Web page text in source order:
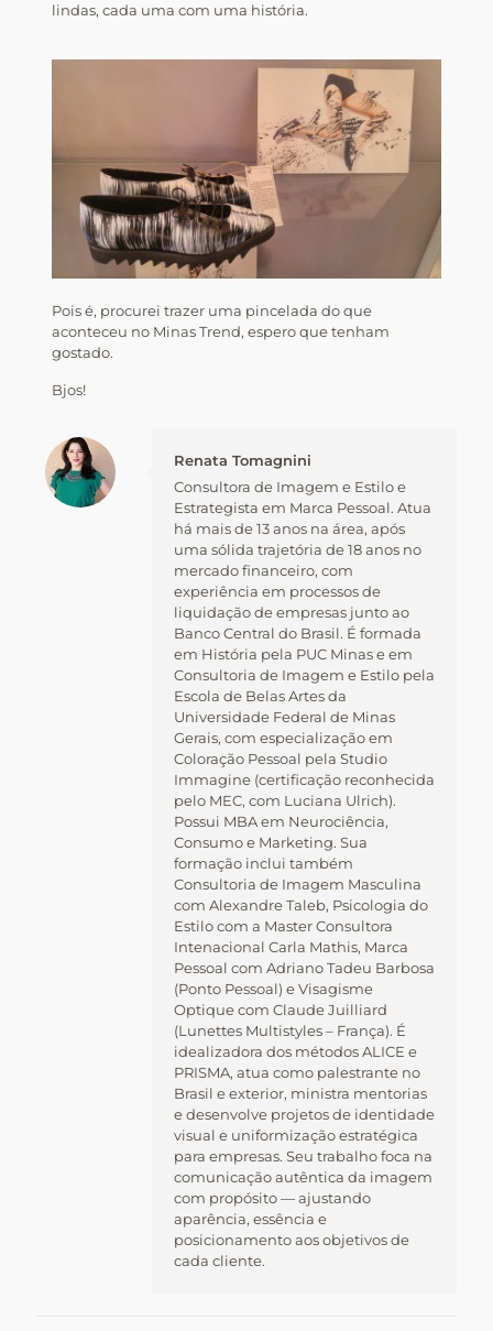
lindas, cada uma com uma história.
Pois é, procurei trazer uma pincelada do que
aconteceu no Minas Trend, espero que tenham
gostado.
Bjos!
Renata Tomagnini
Consultora de Imagem e Estilo e
Estrategista em Marca Pessoal. Atua
há mais de 13 anos na área, após
uma sólida trajetória de 18 anos no
mercado financeiro, com
experiência em processos de
liquidação de empresas junto ao
Banco Central do Brasil. É formada
em História pela PUC Minas e em
Consultoria de Imagem e Estilo pela
Escola de Belas Artes da
Universidade Federal de Minas
Gerais, com especialização em
Coloração Pessoal pela Studio
Immagine (certificação reconhecida
pelo MEC, com Luciana Ulrich).
Possui MBA em Neurociência,
Consumo e Marketing. Sua
formação inclui também
Consultoria de Imagem Masculina
com Alexandre Taleb, Psicologia do
Estilo com a Master Consultora
Intenacional Carla Mathis, Marca
Pessoal com Adriano Tadeu Barbosa
(Ponto Pessoal) e Visagisme
Optique com Claude Juilliard
(Lunettes Multistyles – França). É
idealizadora dos métodos ALICE e
PRISMA, atua como palestrante no
Brasil e exterior, ministra mentorias
e desenvolve projetos de identidade
visual e uniformização estratégica
para empresas. Seu trabalho foca na
comunicação autêntica da imagem
com propósito — ajustando
aparência, essência e
posicionamento aos objetivos de
cada cliente.